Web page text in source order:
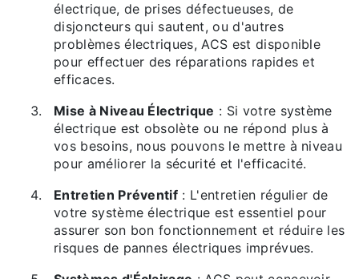
électrique, de prises défectueuses, de
disjoncteurs qui sautent, ou d'autres
problèmes électriques, ACS est disponible
pour effectuer des réparations rapides et
efficaces.
Mise à Niveau Électrique : Si votre système
électrique est obsolète ou ne répond plus à
vos besoins, nous pouvons le mettre à niveau
pour améliorer la sécurité et l'efficacité.
Entretien Préventif : L'entretien régulier de
votre système électrique est essentiel pour
assurer son bon fonctionnement et réduire les
risques de pannes électriques imprévues.